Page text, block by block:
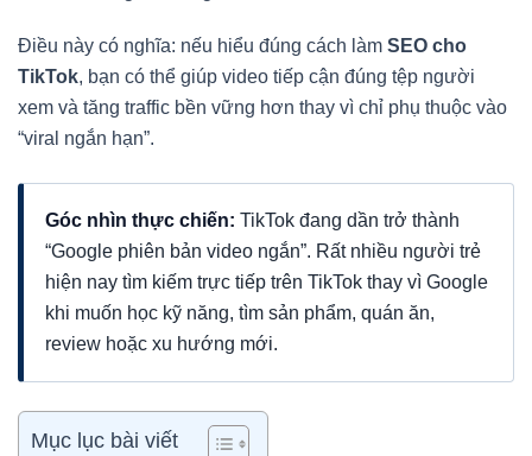
Điều này có nghĩa: nếu hiểu đúng cách làm SEO cho
TikTok, bạn có thể giúp video tiếp cận đúng tệp người
xem và tăng traffic bền vững hơn thay vì chỉ phụ thuộc vào
“viral ngắn hạn”.
Góc nhìn thực chiến: TikTok đang dần trở thành
“Google phiên bản video ngắn”. Rất nhiều người trẻ
hiện nay tìm kiếm trực tiếp trên TikTok thay vì Google
khi muốn học kỹ năng, tìm sản phẩm, quán ăn,
review hoặc xu hướng mới.
Mục lục bài viết